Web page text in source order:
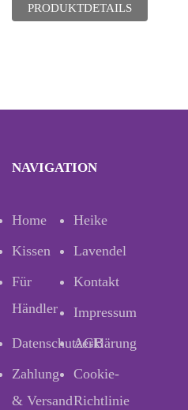
PRODUKTDETAILS
NAVIGATION
Home
Heike
Kissen
Lavendel
Für
Händler
Kontakt
Impressum
Datenschutzerklärung
AGB
Zahlung
& Versand
Cookie-
Richtlinie